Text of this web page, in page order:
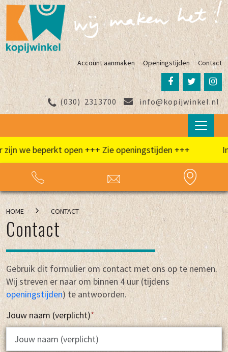
Account aanmaken Openingstijden Contact
(030) 2313700 info@kopijwinkel.nl
we beperkt open +++ Zie openingstijden +++
HOME CONTACT
Contact
Gebruik dit formulier om contact met ons op te nemen.
Wij streven er naar om binnen 4 uur (tijdens
openingstijden) te antwoorden.
Jouw naam (verplicht)*